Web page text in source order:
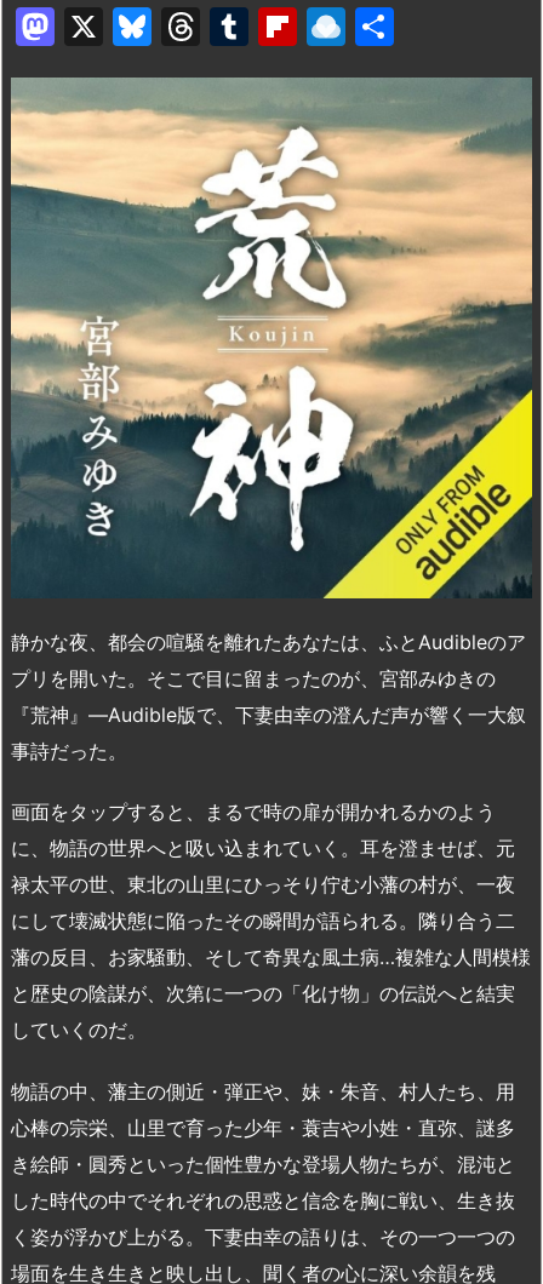
M
a
st
o
d
o
X
Bl
u
e
s
y
T
hr
e
a
d
s
T
u
bl
r
Fl
ip
b
o
ar
d
R
ai
dr
o
p.
io
有
静かな夜、都会の喧騒を離れたあなたは、ふとAudibleのア
プリを開いた。そこで目に留まったのが、宮部みゆきの
『荒神』―Audible版で、下妻由幸の澄んだ声が響く一大叙
事詩だった。
画面をタップすると、まるで時の扉が開かれるかのよう
に、物語の世界へと吸い込まれていく。耳を澄ませば、元
禄太平の世、東北の山里にひっそり佇む小藩の村が、一夜
にして壊滅状態に陥ったその瞬間が語られる。隣り合う二
藩の反目、お家騒動、そして奇異な風土病…複雑な人間模様
と歴史の陰謀が、次第に一つの「化け物」の伝説へと結実
していくのだ。
物語の中、藩主の側近・弾正や、妹・朱音、村人たち、用
心棒の宗栄、山里で育った少年・蓑吉や小姓・直弥、謎多
き絵師・圓秀といった個性豊かな登場人物たちが、混沌と
した時代の中でそれぞれの思惑と信念を胸に戦い、生き抜
く姿が浮かび上がる。下妻由幸の語りは、その一つ一つの
場面を生き生きと映し出し、聞く者の心に深い余韻を残